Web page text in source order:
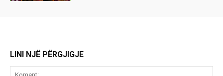
LINI NJË PËRGJIGJE